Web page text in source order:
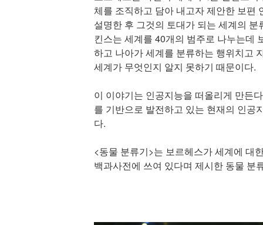
체를 조직하고 담아 내고자 제안한 보편
설명한 후 그것의 토대가 되는 세계의
킨스는 세계를 40개의 범주로 나누는데
하고 나아가 세계를 분류하는 행위치고
세계가 무엇인지 알지 못하기 때문이다.
이 이야기는 인공지능을 떠올리게 만든
를 기반으로 발전하고 있는 현재의 인공
다.
<동물 분류기>는 보르헤스가 세계에 대
백과사전에 쓰여 있다며 제시한 동물 분